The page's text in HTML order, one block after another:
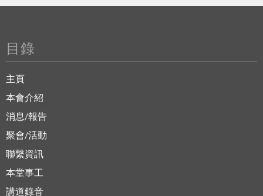
目錄
主頁
本會介紹
消息/報告
聚會/活動
聯繫資訊
本堂事工
講道錄音